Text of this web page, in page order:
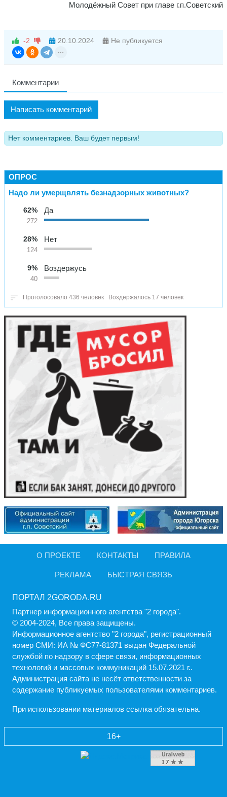
Молодёжный Совет при главе г.п.Советский
-2 20.10.2024 Не публикуется
Комментарии
Написать комментарий
Нет комментариев. Ваш будет первым!
ОПРОС
Надо ли умерщвлять безнадзорных животных?
62%
272
Да
28%
124
Нет
9%
40
Воздержусь
Проголосовало 436 человек Воздержалось 17 человек
О ПРОЕКТЕ КОНТАКТЫ ПРАВИЛА
РЕКЛАМА БЫСТРАЯ СВЯЗЬ
ПОРТАЛ 2GORODA.RU
Партнер информационного агентства "2 города".
© 2004-2024, Все права защищены.
Информационное агентство "2 города", регистрационный
номер СМИ: ИА № ФС77-81371 выдан Федеральной
службой по надзору в сфере связи, информационных
технологий и массовых коммуникаций 15.07.2021 г..
Администрация cайта не несёт ответственности за
содержание публикуемых пользователями комментариев.
При использовании материалов ссылка обязательна.
16+